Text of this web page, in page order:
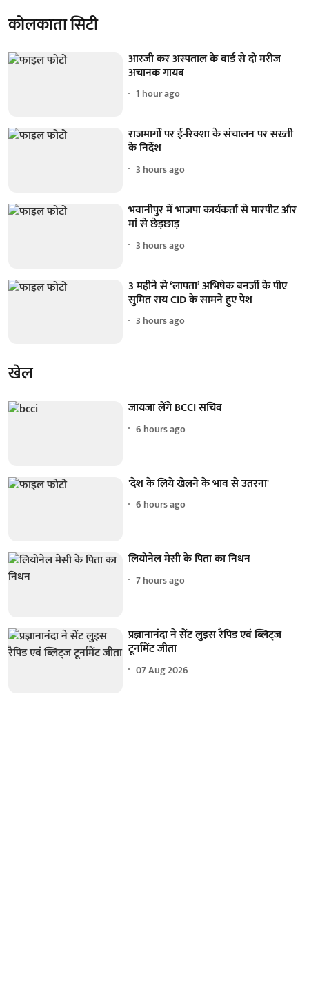
कोलकाता सिटी
आरजी कर अस्पताल के वार्ड से दो मरीज
अचानक गायब
1 hour ago
राजमार्गों पर ई-रिक्शा के संचालन पर सख्ती
के निर्देश
3 hours ago
भवानीपुर में भाजपा कार्यकर्ता से मारपीट और
मां से छेड़छाड़
3 hours ago
3 महीने से ‘लापता’ अभिषेक बनर्जी के पीए
सुमित राय CID के सामने हुए पेश
3 hours ago
खेल
जायजा लेंगे BCCI सचिव
6 hours ago
'देश के लिये खेलने के भाव से उतरना'
6 hours ago
लियोनेल मेसी के पिता का निधन
7 hours ago
प्रज्ञानानंदा ने सेंट लुइस रैपिड एवं ब्लिट्ज
टूर्नामेंट जीता
07 Aug 2026